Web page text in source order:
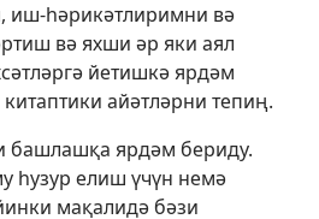
иш-һәрикәтлиримни вә
вә яхши әр яки аял
йетишкә ярдәм
айәтләрни тепиң.
башлашқа ярдәм бериду.
һузур елиш үчүн немә
мақалидә бәзи